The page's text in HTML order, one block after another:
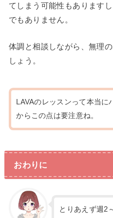
てしまう可能性もあります
でもありません。
体調と相談しながら、無理
しょう。
LAVAのレッスンって本当に
からこの点は要注意ね。
おわりに
とりあえず週2